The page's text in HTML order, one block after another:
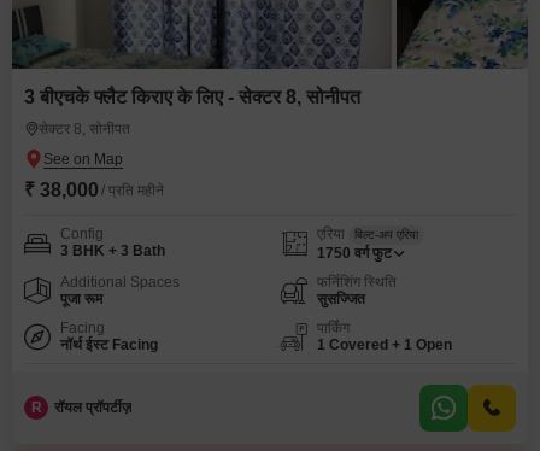
3 बीएचके फ्लैट किराए के लिए - सेक्टर 8, सोनीपत
सेक्टर 8, सोनीपत
₹ 38,000 / प्रति महीने
Config
3 BHK + 3 Bath
एरिया बिल्ट-अप एरिया
1750 वर्ग फुट
Additional Spaces
पूजा रूम
फर्निशिंग स्थिति
सुसज्जित
Facing
नॉर्थ ईस्ट Facing
पार्किंग
1 Covered + 1 Open
R रॉयल प्रॉपर्टीज़